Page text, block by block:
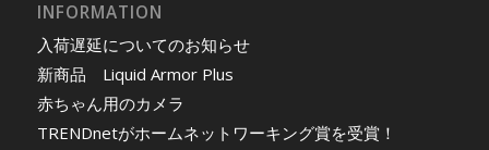
INFORMATION
入荷遅延についてのお知らせ
新商品 Liquid Armor Plus
赤ちゃん用のカメラ
TRENDnetがホームネットワーキング賞を受賞！